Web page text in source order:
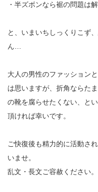
・半ズボンなら裾の問題は
と、いまいちしっくりこず
ん…
大人の男性のファッション
は思いますが、折角ならた
の靴を腐らせたくない、と
頂ければ幸いです。
ご快復後も精力的に活動さ
いませ。
乱文・長文ご容赦ください。